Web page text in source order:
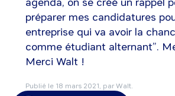
préparer mes candidatures
entreprise qui va avoir la
comme étudiant alternant”.
Merci Walt !
Publié le 18 mars 2021, par Walt.